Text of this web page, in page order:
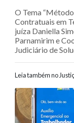
O Tema
Contratuais em
juíza Daniella
Parnamirim e
Judiciário de
Leia também no